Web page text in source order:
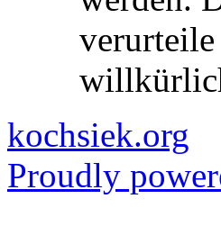
kochsiek.org
Proudly